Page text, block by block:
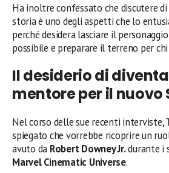
Ha inoltre confessato che discutere
storia è uno degli aspetti che lo
perché desidera lasciare il
possibile e preparare il terreno per
Il desiderio di
mentore per il nuovo
Nel corso delle sue recenti interviste,
spiegato che vorrebbe ricoprire un
avuto da Robert Downey Jr.durante i
Marvel Cinematic Universe.